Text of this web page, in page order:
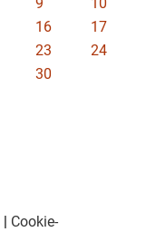
16
17
23
24
30
| Cookie-